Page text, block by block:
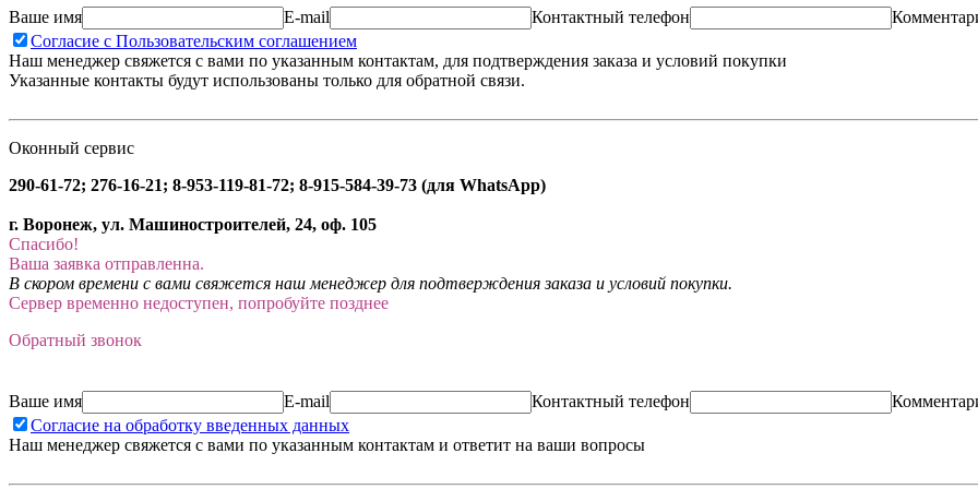
Ваше имя E-mail Контактный телефон
Согласие с Пользовательским соглашением
Наш менеджер свяжется с вами по указанным контактам, для подтверждения заказа и условий покупки
Указанные контакты будут использованы только для обратной связи.
Оконный сервис
290-61-72; 276-16-21; 8-953-119-81-72; 8-915-584-39-73 (для WhatsApp)
г. Воронеж, ул. Машиностроителей, 24, оф. 105
Спасибо!
Ваша заявка отправленна.
В скором времени с вами свяжется наш менеджер для подтверждения заказа и условий покупки.
Сервер временно недоступен, попробуйте позднее
Обратный звонок
Ваше имя E-mail Контактный телефон
Согласие на обработку введенных данных
Наш менеджер свяжется с вами по указанным контактам и ответит на ваши вопросы